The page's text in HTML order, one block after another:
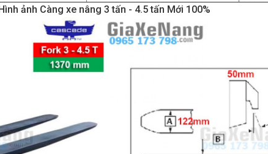
ảnh Càng xe nâng 3 tấn - 4.5 tấn Mới 100%